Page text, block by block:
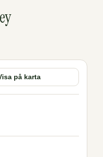
på karta